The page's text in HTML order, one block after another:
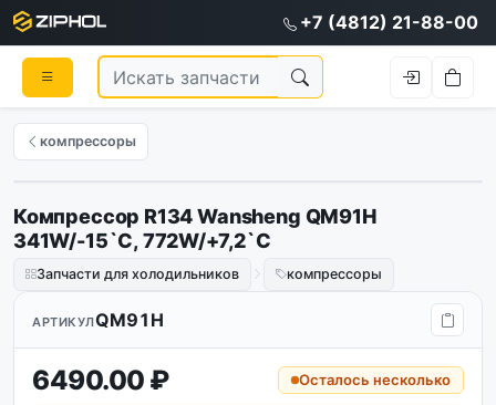
+7 (4812) 21-88-00
компрессоры
Компрессор R134 Wansheng QM91H
341W/-15`C, 772W/+7,2`C
Запчасти для холодильников компрессоры
АРТИКУЛQM91H
6490.00 ₽ Осталось несколько